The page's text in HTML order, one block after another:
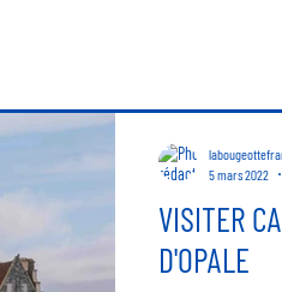
VISITER
D'OPALE
5 mars 2022